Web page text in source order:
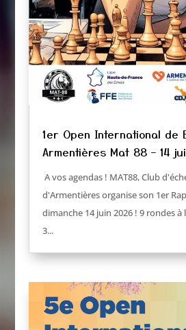
1er Open International de
Armentières Mat 88 – 14
A vos agendas ! MAT88, Club
d'Armentières organise son 1er
dimanche 14 juin 2026 ! 9 rondes à
3...